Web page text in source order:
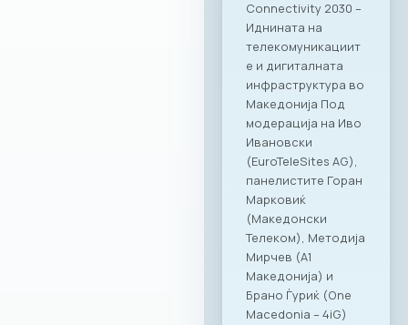
подготвивме
специјална
програма со
ексклузивни
бенефити која ќе
биде достапна во
сите наши локации
– PARK by Ragusa,
RAGUSA 360, Ragusa
919 и Kinder PARK.
Нашата цел е да
понудиме врвно
искуство и
поддршка како за
компаниите, така и
за сите нивни
вработени,